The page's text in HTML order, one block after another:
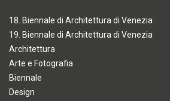
18. Biennale di Architettura di Venezia
19. Biennale di Architettura di Venezia
Architettura
Arte e Fotografia
Biennale
Design